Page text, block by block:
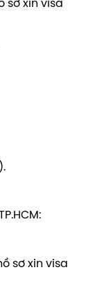
sơ xin visa
sơ xin visa